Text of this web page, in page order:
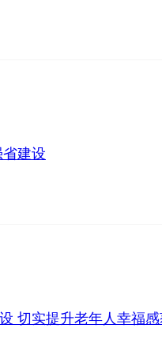
建设
切实提升老年人幸福